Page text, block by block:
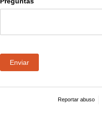
Enviar
Reportar abuso